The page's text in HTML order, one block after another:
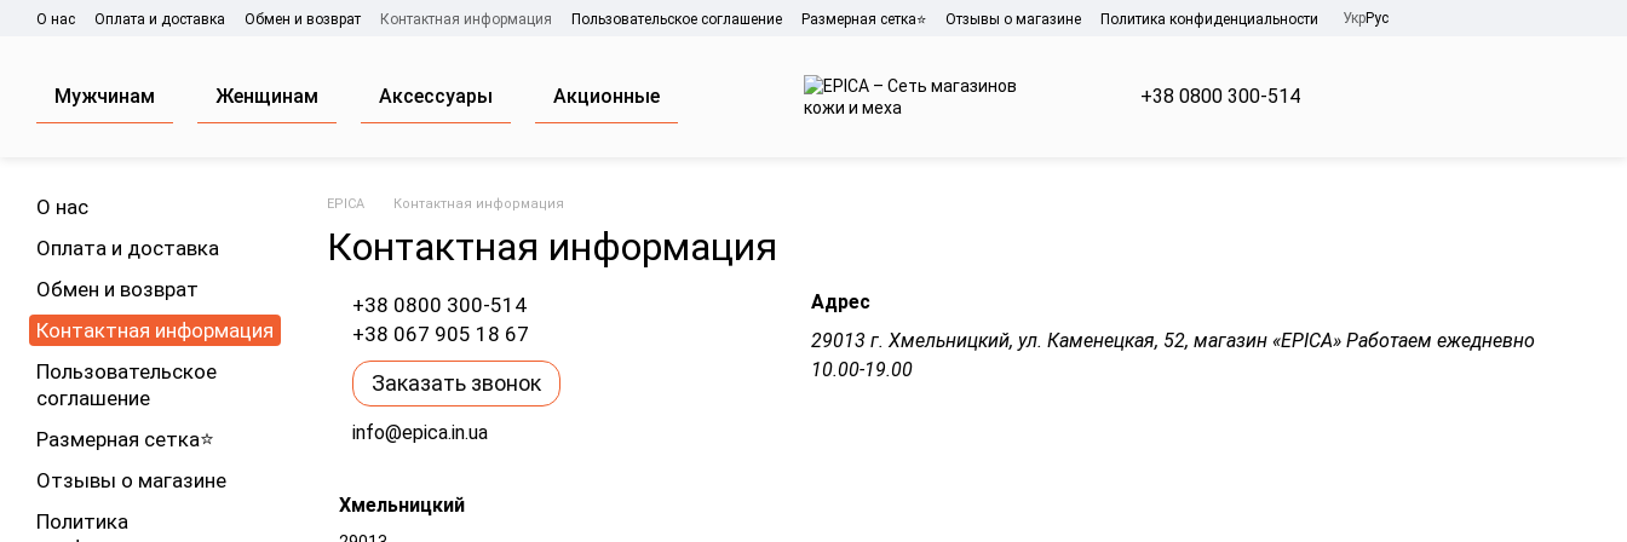
Перейти к основному контенту
О нас Оплата и доставка Обмен и возврат Контактная информация Пользовательское соглашение Размерная сетка⭐ Отзывы о магазине Политика конфиденциальности УкрРус
Мужчинам Женщинам Аксессуары Акционные +38 0800 300-514
EPICA Контактная информация
Контактная информация
+38 0800 300-514
+38 067 905 18 67
Заказать звонок
info@epica.in.ua
Адрес
29013 г. Хмельницкий, ул. Каменецкая, 52, магазин «EPICA» Работаем ежедневно
10.00-19.00
Хмельницкий
О нас
Оплата и доставка
Обмен и возврат
Контактная информация
Пользовательское
соглашение
Размерная сетка⭐
Отзывы о магазине
Политика